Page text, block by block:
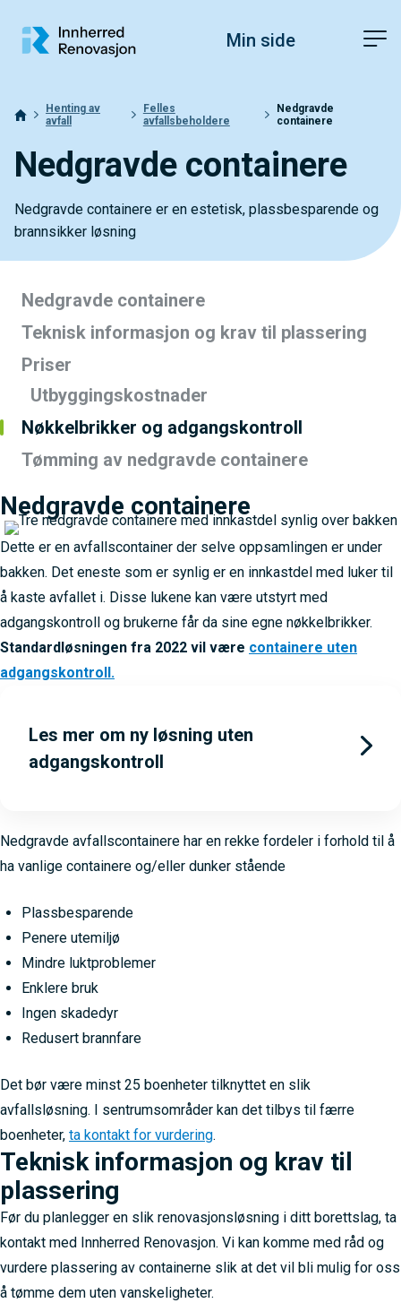
PC: Press ned CTRL og klikk på + (pluss) for å forstørre eller -
Min side
Henting av
avfall
Felles
avfallsbeholdere
Nedgravde
containere
Nedgravde containere
Nedgravde containere er en estetisk, plassbesparende og
brannsikker løsning
Nedgravde containere
Teknisk informasjon og krav til plassering
Priser
Utbyggingskostnader
Nøkkelbrikker og adgangskontroll
Tømming av nedgravde containere
Nedgravde containere
Dette er en avfallscontainer der selve oppsamlingen er under
bakken. Det eneste som er synlig er en innkastdel med luker til
å kaste avfallet i. Disse lukene kan være utstyrt med
adgangskontroll og brukerne får da sine egne nøkkelbrikker.
Standardløsningen fra 2022 vil være containere uten
adgangskontroll.
Les mer om ny løsning uten
adgangskontroll
Nedgravde avfallscontainere har en rekke fordeler i forhold til å
ha vanlige containere og/eller dunker stående
Plassbesparende
Penere utemiljø
Mindre luktproblemer
Enklere bruk
Ingen skadedyr
Redusert brannfare
Det bør være minst 25 boenheter tilknyttet en slik
avfallsløsning. I sentrumsområder kan det tilbys til færre
boenheter, ta kontakt for vurdering.
Teknisk informasjon og krav til
plassering
Før du planlegger en slik renovasjonsløsning i ditt borettslag, ta
kontakt med Innherred Renovasjon. Vi kan komme med råd og
vurdere plassering av containerne slik at det vil bli mulig for oss
å tømme dem uten vanskeligheter.